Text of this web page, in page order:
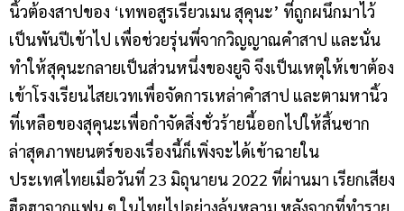
นิ้วต้องสาปของ ‘เทพอสูรเรียวเมน สุคุนะ’ ที่ถูกผนึกมาไว้
เป็นพันปีเข้าไป เพื่อช่วยรุ่นพี่จากวิญญาณคำสาป และนั่น
ทำให้สุคุนะกลายเป็นส่วนหนึ่งของยูจิ จึงเป็นเหตุให้เขาต้อง
เข้าโรงเรียนไสยเวทเพื่อจัดการเหล่าคำสาป และตามหานิ้ว
ที่เหลือของสุคุนะเพื่อกำจัดสิ่งชั่วร้ายนี้ออกไปให้สิ้นซาก
ล่าสุดภาพยนตร์ของเรื่องนี้ก็เพิ่งจะได้เข้าฉายใน
ประเทศไทยเมื่อวันที่ 23 มิถุนายน 2022 ที่ผ่านมา เรียกเสียง